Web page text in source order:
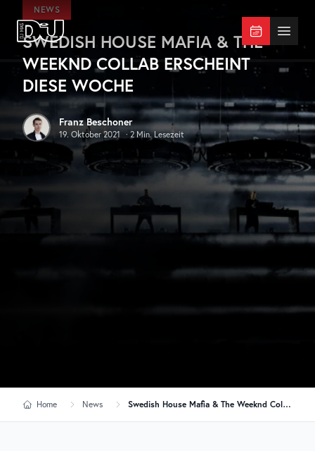
Zum Hauptinhalt springen
DJ Mag Germany Menü
NEWS
SWEDISH HOUSE MAFIA & THE
WEEKND COLLAB ERSCHEINT
DIESE WOCHE
Franz Beschoner
19. Oktober 2021 · 2 Min. Lesezeit
Home News Swedish House Mafia & The Weeknd Collab erscheint diese Woche